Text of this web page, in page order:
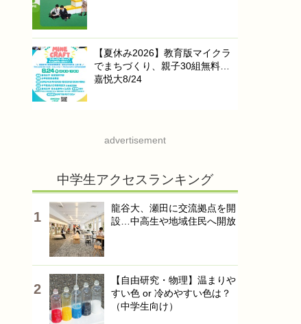
【夏休み2026】教育版マイクラ
でまちづくり、親子30組無料…
嘉悦大8/24
advertisement
中学生アクセスランキング
龍谷大、瀬田に交流拠点を開
設…中高生や地域住民へ開放
【自由研究・物理】温まりや
すい色 or 冷めやすい色は？
（中学生向け）